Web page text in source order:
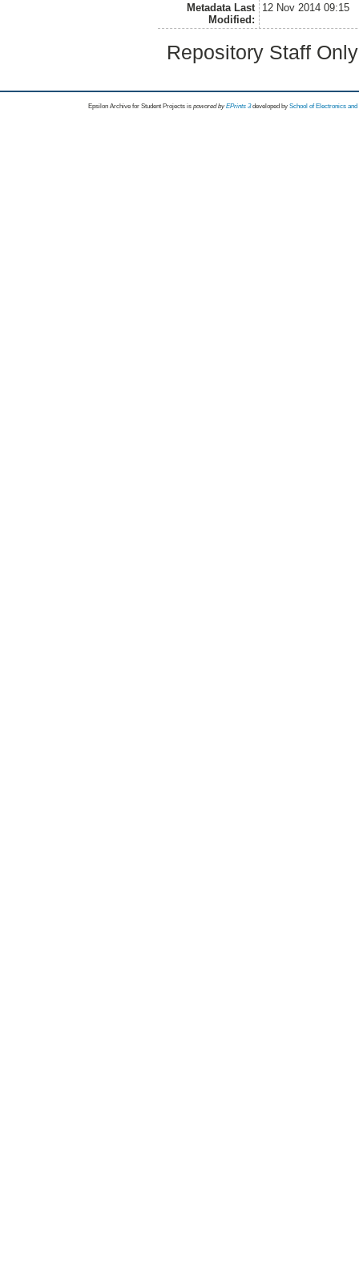
Metadata Last
Modified:
12 Nov 2014 09:15
Repository Staff
Epsilon Archive for Student Projects is powored byEPrints 3 developed by School of Electronics